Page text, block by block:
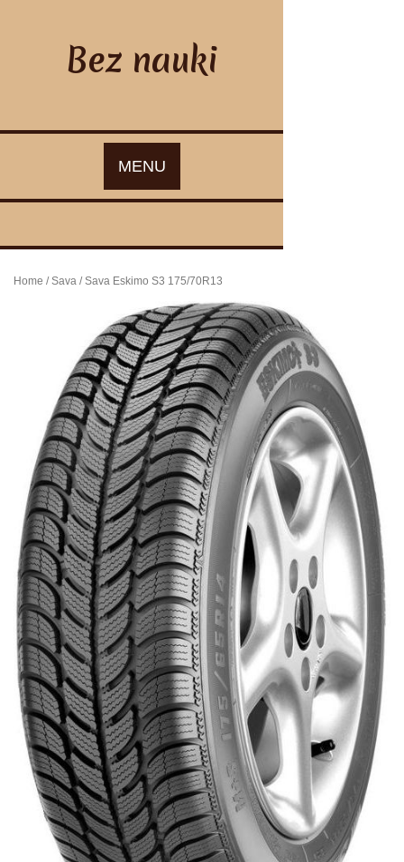
Bez nauki
MENU
Home /Sava / Sava Eskimo S3 175/70R13